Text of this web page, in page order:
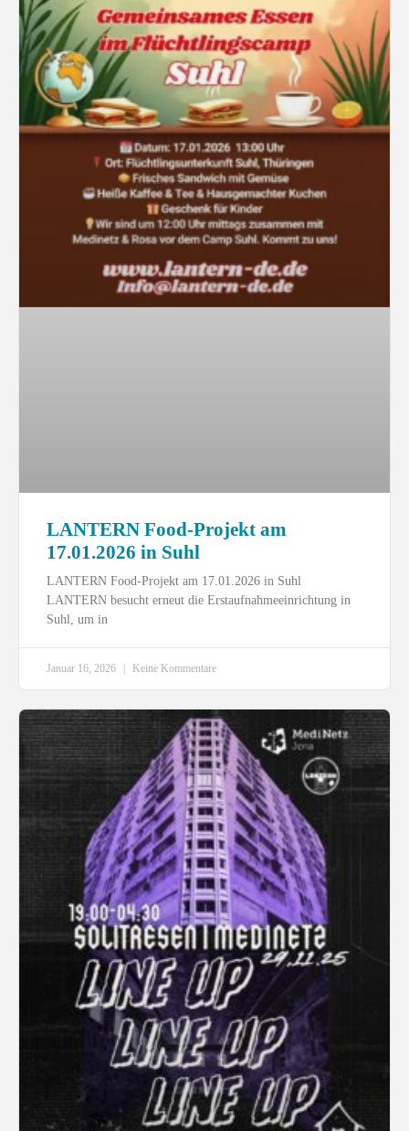
LANTERN Food-Projekt am
17.01.2026 in Suhl
LANTERN Food-Projekt am 17.01.2026 in Suhl
LANTERN besucht erneut die Erstaufnahmeeinrichtung in
Suhl, um in
Januar 16, 2026 Keine Kommentare